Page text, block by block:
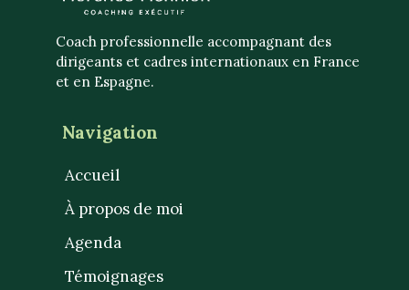
Coach professionnelle accompagnant des
dirigeants et cadres internationaux en France
et en Espagne.
Navigation
Accueil
À propos de moi
Agenda
Témoignages